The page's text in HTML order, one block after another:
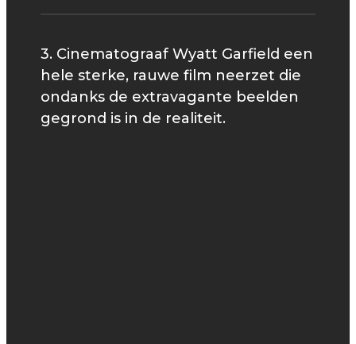
3. Cinematograaf Wyatt Garfield een
hele sterke, rauwe film neerzet die
ondanks de extravagante beelden
gegrond is in de realiteit.